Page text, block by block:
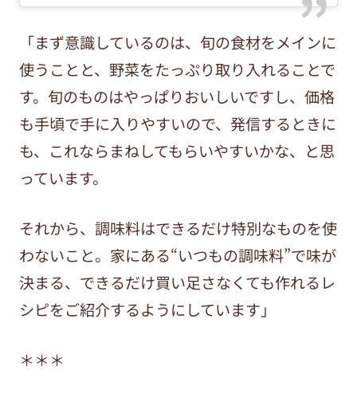
「まず意識しているのは、旬の食材をメインに
使うことと、野菜をたっぷり取り入れることで
す。旬のものはやっぱりおいしいですし、価格
も手頃で手に入りやすいので、発信するときに
も、これならまねしてもらいやすいかな、と思
っています。
それから、調味料はできるだけ特別なものを使
わないこと。家にある“いつもの調味料”で味が
決まる、できるだけ買い足さなくても作れるレ
シピをご紹介するようにしています」
＊＊＊